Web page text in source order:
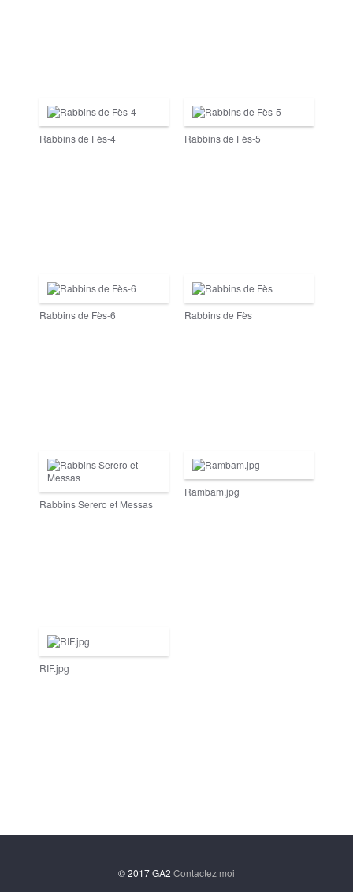
Rabbins de Fès-4 Rabbins de Fès-5
Rabbins de Fès-6 Rabbins de Fès
Rabbins Serero et Messas
Rambam.jpg
RIF.jpg
© 2017 GA2 Contactez moi